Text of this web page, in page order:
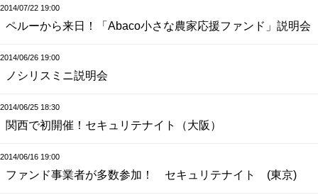
2014/07/22 19:00
ペルーから来日！「Abaco小さな農家応援ファンド」説明会
2014/06/26 19:00
ノシリスミニ説明会
2014/06/25 18:30
関西で初開催！セキュリテナイト（大阪）
2014/06/16 19:00
ファンド事業者が多数参加！ セキュリテナイト (東京)